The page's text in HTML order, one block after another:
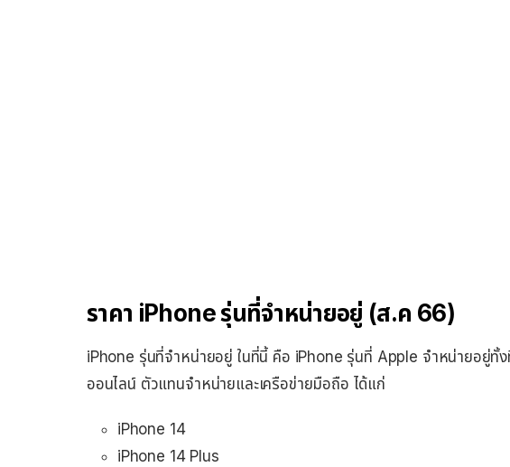
ราคา iPhone รุ่นที่จำหน่ายอยู่ (ส.ค 66)
iPhone รุ่นที่จำหน่ายอยู่ ในที่นี้ คือ iPhone รุ่นที่ Apple จำหน่ายอยู่
ออนไลน์ ตัวแทนจำหน่ายและเครือข่ายมือถือ ได้แก่
iPhone 14
iPhone 14 Plus